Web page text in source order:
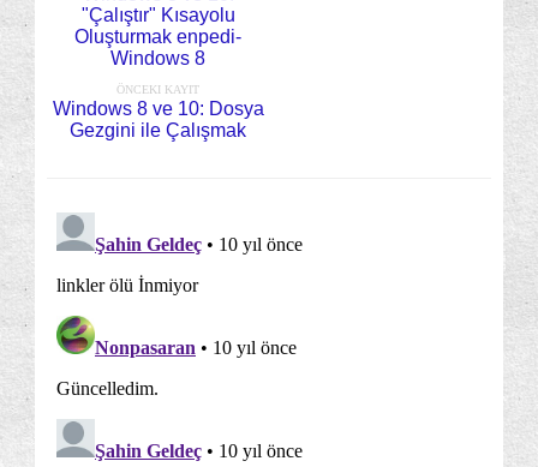
"Çalıştır" Kısayolu
Oluşturmak enpedi-
Windows 8
ÖNCEKI KAYIT
Windows 8 ve 10: Dosya
Gezgini ile Çalışmak